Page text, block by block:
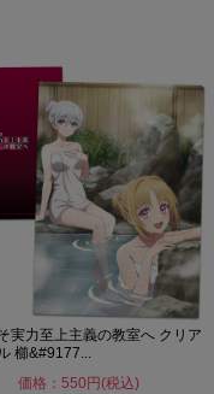
実力至上主義の教室へ クリア
櫛&#9177...
価格：550円(税込)